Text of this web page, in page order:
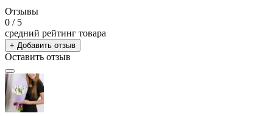
Отзывы
0 / 5
средний рейтинг товара
+ Добавить отзыв
Оставить отзыв